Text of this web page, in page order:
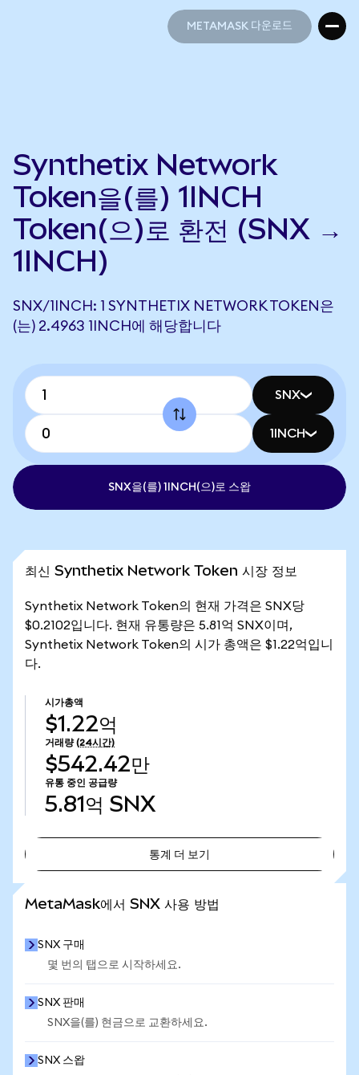
METAMASK 다운로드
Synthetix Network
Token을(를) 1INCH
Token(으)로 환전 (SNX →
1INCH)
SNX/1INCH: 1 SYNTHETIX NETWORK TOKEN은
(는) 2.4963 1INCH에 해당합니다
SNX
1INCH
SNX을(를) 1INCH(으)로 스왑
최신 Synthetix Network Token 시장 정보
Synthetix Network Token의 현재 가격은 SNX당
$0.2102입니다. 현재 유통량은 5.81억 SNX이며,
Synthetix Network Token의 시가 총액은 $1.22억입니
다.
시가총액
$1.22억
거래량 (24시간)
$542.42만
유통 중인 공급량
5.81억 SNX
통계 더 보기
MetaMask에서 SNX 사용 방법
SNX 구매
몇 번의 탭으로 시작하세요.
SNX 판매
SNX을(를) 현금으로 교환하세요.
SNX 스왑